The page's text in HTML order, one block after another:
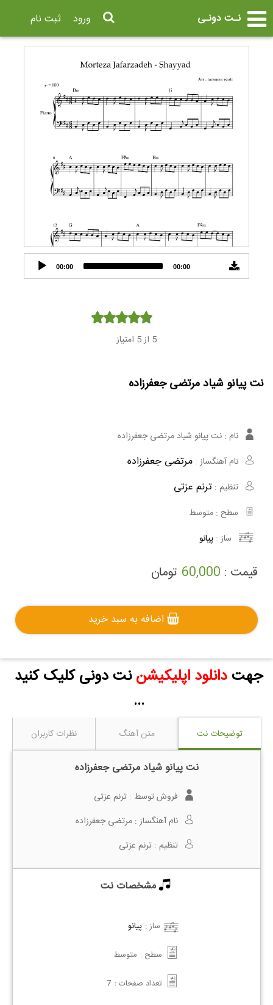
نـت دونـی ثبت نام ورود
Audio
Player
00:00 00:00
5 از 5 امتیاز
نت پیانو شیاد مرتضی جعفرزاده
نام : نت پیانو شیاد مرتضی جعفرزاده
نام آهنگساز : مرتضی جعفرزاده
تنظیم : ترنم عزتی
سطح : متوسط
ساز : پیانو
قیمت : 60,000 تومان
اضافه به سبد خرید
جهتدانلود اپلیکیشن نت دونی کلیک کنید
...
توضیحات نت متن آهنگ نظرات کاربران
نت پیانو شیاد مرتضی جعفرزاده
فروش توسط : ترنم عزتی
نام آهنگساز : مرتضی جعفرزاده
تنظیم : ترنم عزتی
مشخصات نت
ساز : پیانو
سطح : متوسط
تعداد صفحات : 7